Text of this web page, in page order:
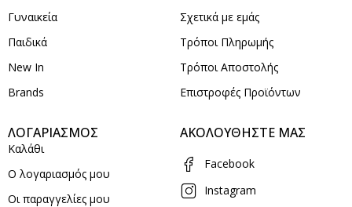
Γυναικεία
Παιδικά
New In
Brands
Σχετικά με εμάς
Τρόποι Πληρωμής
Τρόποι Αποστολής
Επιστροφές Προϊόντων
ΛΟΓΑΡΙΑΣΜΟΣ
Καλάθι
Ο λογαριασμός μου
Οι παραγγελίες μου
ΑΚΟΛΟΥΘΗΣΤΕ ΜΑΣ
Facebook
Instagram